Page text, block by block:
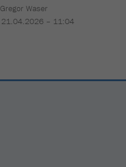
Gregor Waser
21.04.2026 – 11:04